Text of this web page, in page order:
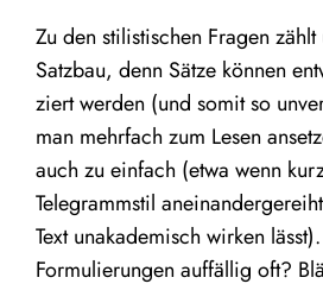
Zu den sti­lis­ti­schen Fra­gen
Satz­bau, denn Sät­ze kön­nen
ziert wer­den (und somit so
man mehr­fach zum Lesen
auch zu ein­fach (etwa wenn
Tele­gramm­stil
Text unaka­de­misch wir­ken
For­mu­lie­run­gen auf­fäl­lig oft?